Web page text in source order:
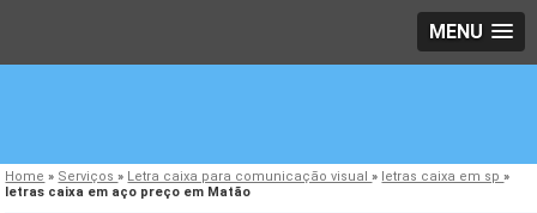
MENU
Home » Serviços» Letra caixa para comunicação visual» letras caixa em sp»
letras caixa em aço preço em Matão